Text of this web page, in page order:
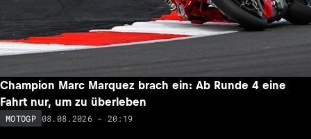
Champion Marc Marquez brach ein: Ab Runde 4 eine
Fahrt nur, um zu überleben
MOTOGP 08.08.2026 - 20:19